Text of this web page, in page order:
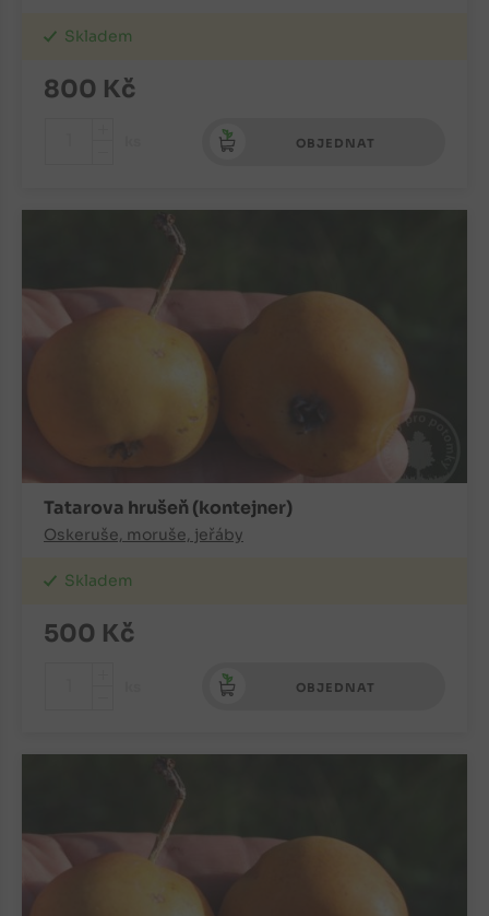
Skladem
800 Kč
OBJEDNAT
Tatarova hrušeň (kontejner)
Oskeruše, moruše, jeřáby
Skladem
500 Kč
OBJEDNAT